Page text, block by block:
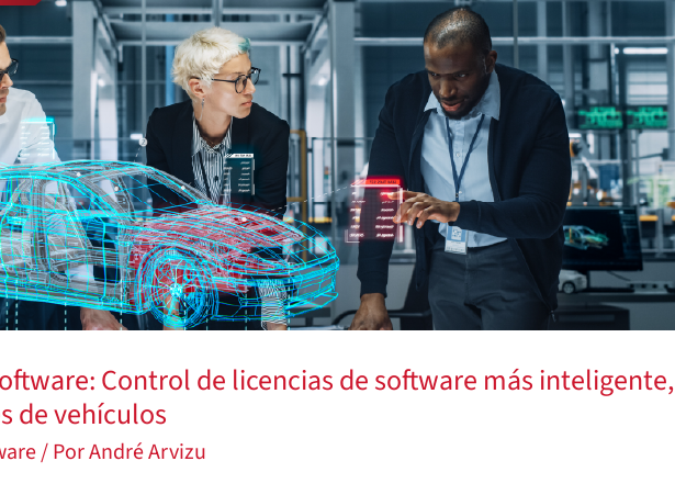
Control de licencias de software más inteligente,
de vehículos
/ PorAndré Arvizu